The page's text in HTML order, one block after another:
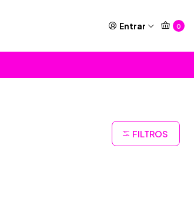
Entrar 0
FILTROS